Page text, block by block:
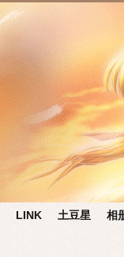
LINK 土豆星 相